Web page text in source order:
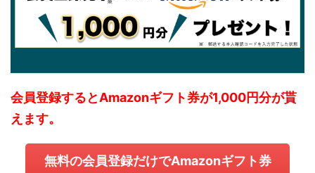
会員登録するとAmazonギフト券が1,000円分が貰
えます。
無料の会員登録だけでAmazonギフト券